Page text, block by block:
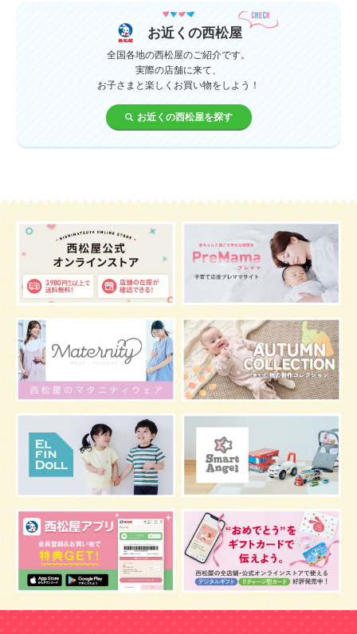
ベビーカー
おむつ 出産準備
遊ぶ 夏 イヤイヤ期
汗 エアコン 適切温度
帽子 授乳 チャイルドシート 予防接種 産休
症状 あせも お祝い 家族写真 改善
お昼寝 メニュー グッズ
お宮参り お食い初め お七夜
スキンケア お肌 マタニティウェア おしゃぶり
絵本 夜間断乳 抱っこ 視力 マスク
お風呂 嫌がる うんち 髪の毛 体温
予防 骨盤ベルトの注意点
骨盤ベルトの基礎知識 こども 骨盤ベルトの効果
しぐさ 感染症 保存 妊娠中の腰痛
アレルギー 風邪 目 乳がん
おっぱい 安全対策 おすすめ
マザーバッグ 鼻づまり 予防注射 反抗期
双胎妊娠 双子 うなぎ 乳幼児 抜け毛
お近くの西松屋
全国各地の西松屋のご紹介です。
実際の店舗に来て、
お子さまと楽しくお買い物をしよう！
お近くの西松屋を探す